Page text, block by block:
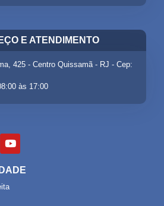
E ATENDIMENTO
425 - Centro Quissamã - RJ - Cep:
às 17:00